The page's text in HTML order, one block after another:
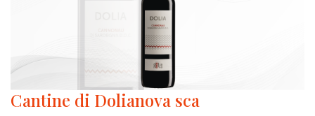
Cantine di Dolianova sca